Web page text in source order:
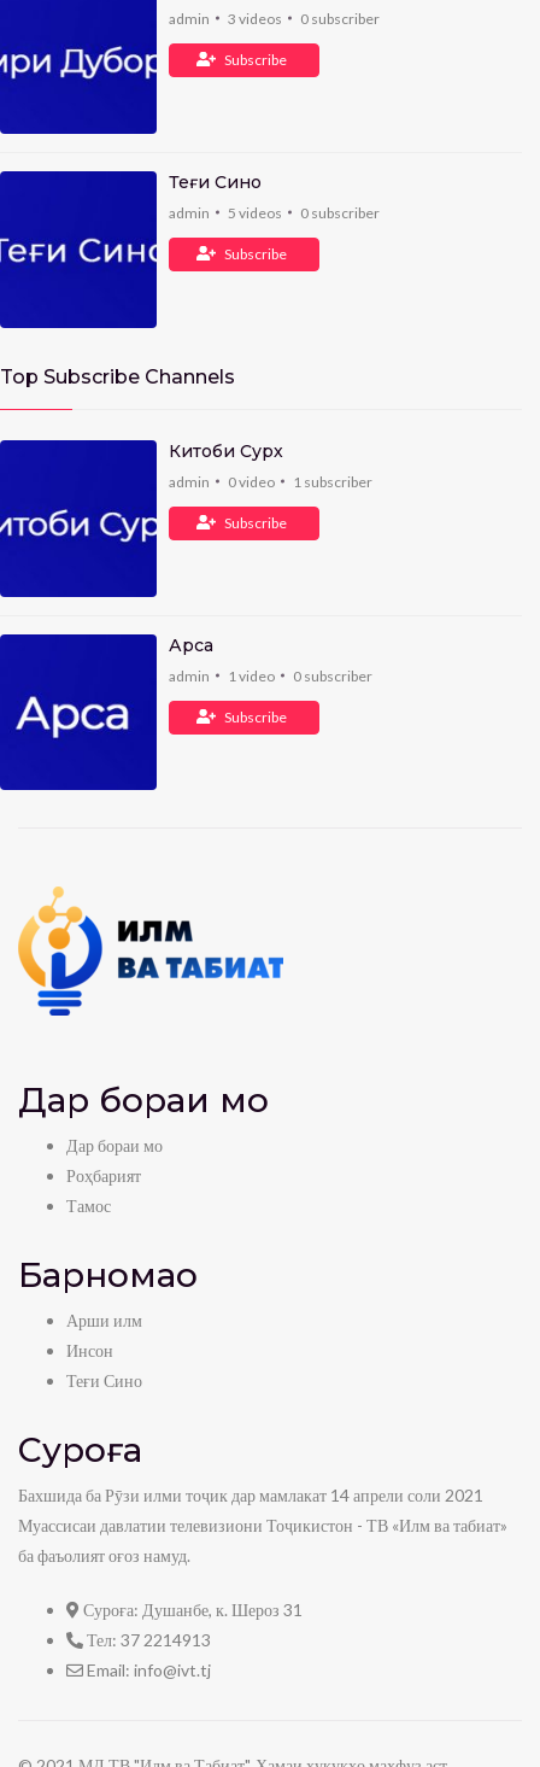
admin 3 videos 0subscriber
Subscribe
Теғи Сино
admin 5 videos 0subscriber
Subscribe
Top Subscribe Channels
Китоби Сурх
admin 0video 1 subscriber
Subscribe
Арса
admin 1 video 0subscriber
Subscribe
Дар бораи мо
Дар бораи мо
Роҳбарият
Тамос
Барномаҳо
Арши илм
Инсон
Теғи Сино
Суроға
Бахшида ба Рӯзи илми тоҷик дар мамлакат 14 апрели соли 2021
Муассисаи давлатии телевизиони Тоҷикистон - ТВ «Илм ва табиат»
ба фаъолият оғоз намуд.
Суроға: Душанбе, к. Шероз 31
Тел: 37 2214913
Email: info@ivt.tj